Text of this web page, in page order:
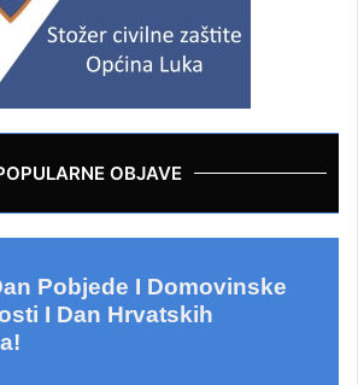
OBJAVE
Pobjede I Domovinske
I Dan Hrvatskih